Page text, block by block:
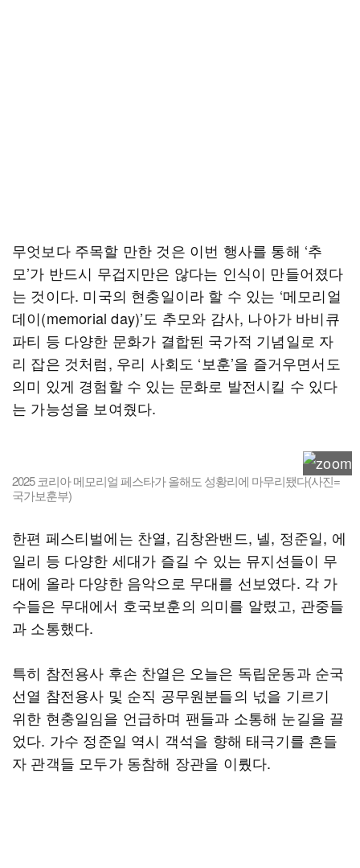
무엇보다 주목할 만한 것은 이번 행사를 통해 ‘추
모’가 반드시 무겁지만은 않다는 인식이 만들어졌다
는 것이다. 미국의 현충일이라 할 수 있는 ‘메모리얼
데이(memorial day)’도 추모와 감사, 나아가 바비큐
파티 등 다양한 문화가 결합된 국가적 기념일로 자
리 잡은 것처럼, 우리 사회도 ‘보훈’을 즐거우면서도
의미 있게 경험할 수 있는 문화로 발전시킬 수 있다
는 가능성을 보여줬다.
2025 코리아 메모리얼 페스타가 올해도 성황리에 마무리됐다(사진=
국가보훈부)
한편 페스티벌에는 찬열, 김창완밴드, 넬, 정준일, 에
일리 등 다양한 세대가 즐길 수 있는 뮤지션들이 무
대에 올라 다양한 음악으로 무대를 선보였다. 각 가
수들은 무대에서 호국보훈의 의미를 알렸고, 관중들
과 소통했다.
특히 참전용사 후손 찬열은 오늘은 독립운동과 순국
선열 참전용사 및 순직 공무원분들의 넋을 기르기
위한 현충일임을 언급하며 팬들과 소통해 눈길을 끌
었다. 가수 정준일 역시 객석을 향해 태극기를 흔들
자 관객들 모두가 동참해 장관을 이뤘다.